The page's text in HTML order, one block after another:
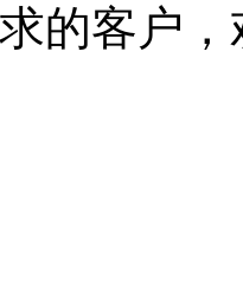
的客户